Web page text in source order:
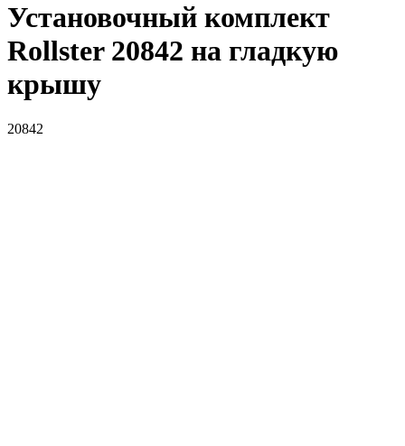
Установочный комплект
Rollster 20842 на гладкую
крышу
20842